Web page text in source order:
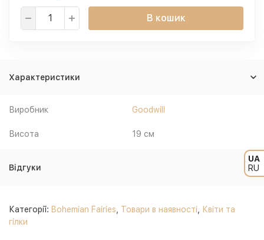
UA
RU
В кошик
Характеристики
Виробник Goodwill
Висота 19 см
Відгуки
Категорії: Bohemian Fairies Товари в наявності
Квіти та
гілки